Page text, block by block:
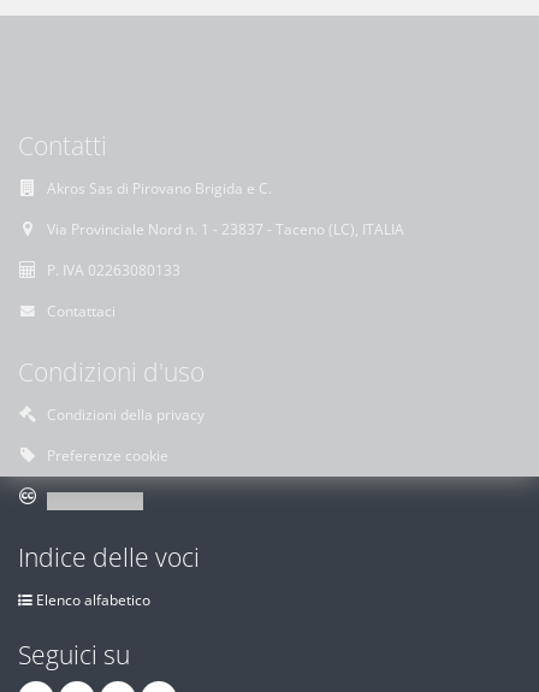
Contatti
Akros Sas di Pirovano Brigida e C.
Via Provinciale Nord n. 1 - 23837 - Taceno (LC), ITALIA
P. IVA 02263080133
Contattaci
Condizioni d'uso
Condizioni della privacy
Preferenze cookie
Indice delle voci
Elenco alfabetico
Seguici su